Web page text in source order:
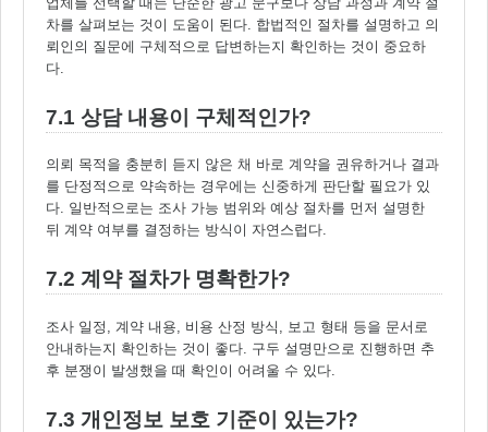
차를 살펴보는 것이 도움이 된다. 합법적인 절차를 설명하고 의
뢰인의 질문에 구체적으로 답변하는지 확인하는 것이 중요하
다.
7.1 상담 내용이 구체적인가?
의뢰 목적을 충분히 듣지 않은 채 바로 계약을 권유하거나 결과
를 단정적으로 약속하는 경우에는 신중하게 판단할 필요가 있
다. 일반적으로는 조사 가능 범위와 예상 절차를 먼저 설명한
뒤 계약 여부를 결정하는 방식이 자연스럽다.
7.2 계약 절차가 명확한가?
조사 일정, 계약 내용, 비용 산정 방식, 보고 형태 등을 문서로
안내하는지 확인하는 것이 좋다. 구두 설명만으로 진행하면 추
후 분쟁이 발생했을 때 확인이 어려울 수 있다.
7.3 개인정보 보호 기준이 있는가?